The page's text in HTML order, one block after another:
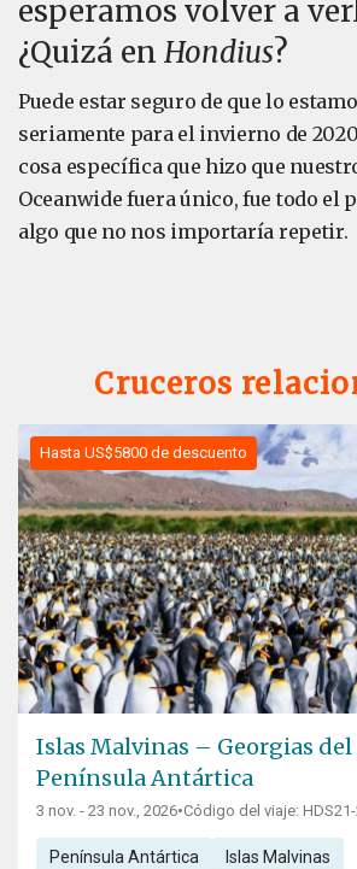
esperamos volver a
¿Quizá en Hondius?
Puede estar seguro de que lo
seriamente para el invierno de
cosa específica que hizo que
Oceanwide fuera único, fue todo el
algo que no nos importaría repetir.
Cruceros
Hasta US$5800 de descuento
Islas Malvinas – Georgias del
Península Antártica
3 nov. - 23 nov., 2026•Código del viaje:
Península Antártica Islas Malvinas